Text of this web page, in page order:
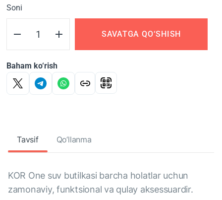
Soni
SAVATGA QO‘SHISH
Baham ko‘rish
Tavsif Qo‘llanma
KOR One suv butilkasi barcha holatlar uchun
zamonaviy, funktsional va qulay aksessuardir.